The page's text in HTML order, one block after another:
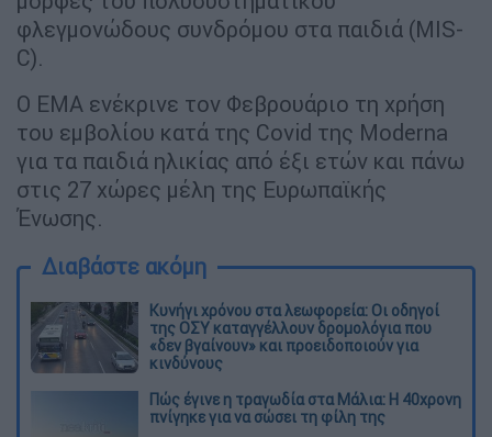
φλεγμονώδους συνδρόμου στα παιδιά (MIS-
C).
Ο ΕΜΑ ενέκρινε τον Φεβρουάριο τη χρήση
του εμβολίου κατά της Covid της Moderna
για τα παιδιά ηλικίας από έξι ετών και πάνω
στις 27 χώρες μέλη της Ευρωπαϊκής
Ένωσης.
Διαβάστε ακόμη
Κυνήγι χρόνου στα λεωφορεία: Οι οδηγοί
της ΟΣΥ καταγγέλλουν δρομολόγια που
«δεν βγαίνουν» και προειδοποιούν για
κινδύνους
Πώς έγινε η τραγωδία στα Μάλια: Η 40χρονη
πνίγηκε για να σώσει τη φίλη της